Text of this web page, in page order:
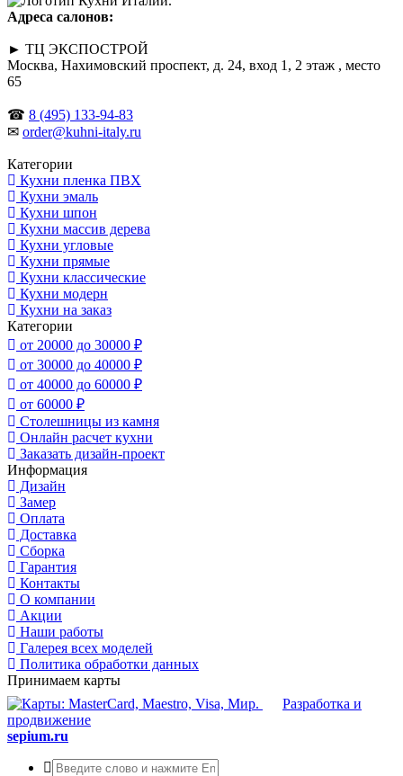
Адреса салонов:
► ТЦ ЭКСПОСТРОЙ
Москва, Нахимовский проспект, д. 24, вход 1, 2 этаж , место
65
☎ 8 (495) 133-94-83
✉ order@kuhni-italy.ru
Категории
Кухни пленка ПВХ
Кухни эмаль
Кухни шпон
Кухни массив дерева
Кухни угловые
Кухни прямые
Кухни классические
Кухни модерн
Кухни на заказ
Категории
от 20000 до 30000 ₽
от 30000 до 40000 ₽
от 40000 до 60000 ₽
от 60000 ₽
Столешницы из камня
Онлайн расчет кухни
Заказать дизайн-проект
Информация
Дизайн
Замер
Оплата
Доставка
Сборка
Гарантия
Контакты
О компании
Акции
Наши работы
Галерея всех моделей
Политика обработки данных
Принимаем карты
Разработка и
продвижение
sepium.ru